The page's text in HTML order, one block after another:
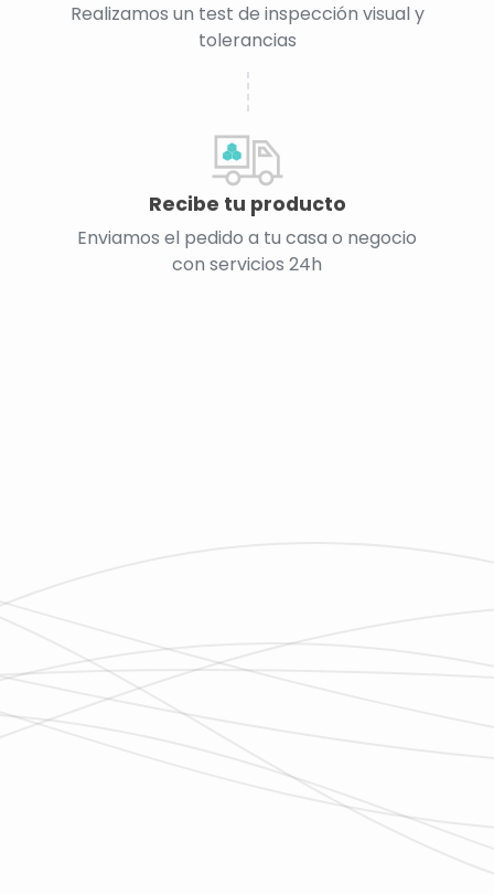
Realizamos un test de inspección visual y
tolerancias
Recibe tu producto
Enviamos el pedido a tu casa o negocio
con servicios 24h